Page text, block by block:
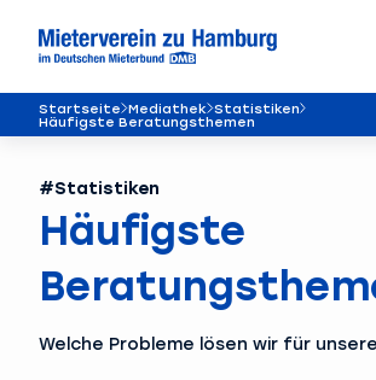
Startseite Mediathek Statistiken
Häufigste Beratungsthemen
#Statistiken
Häufigste
Welche Probleme lösen wir für